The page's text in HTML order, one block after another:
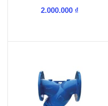
2.000.000 ₫